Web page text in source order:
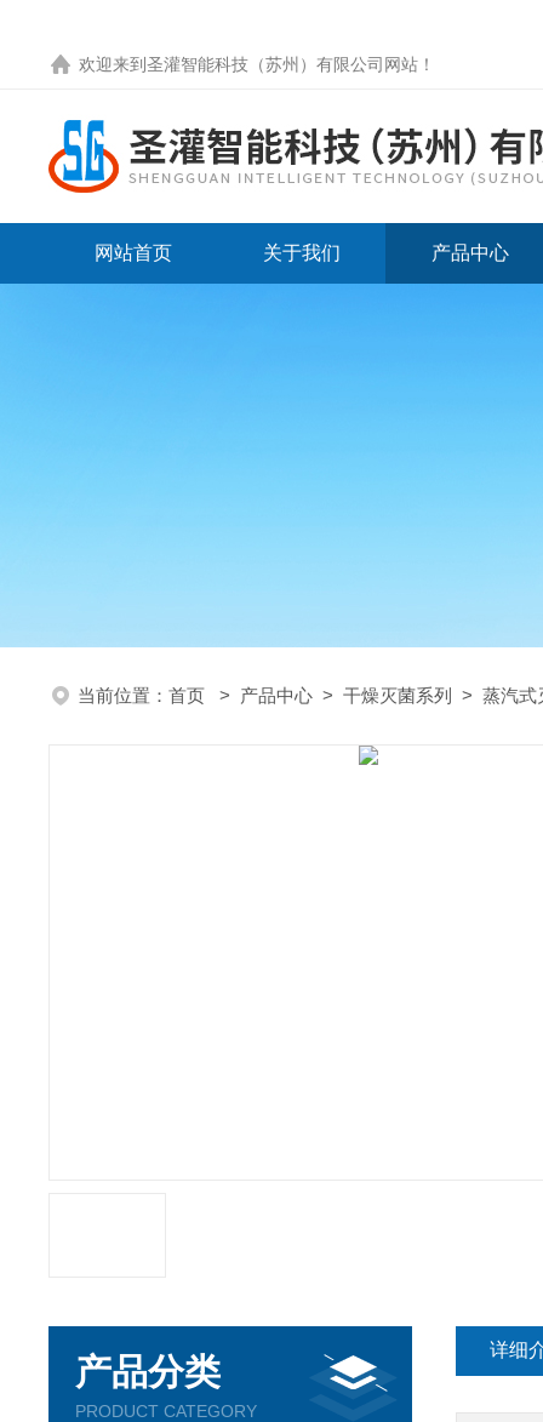
欢迎来到圣灌智能科技（苏州）有限公司网站！
网站首页 关于我们 产品中心
当前位置： 首页 > 产品中心 > 干燥灭菌系列 > 蒸汽式
详细
产品分类
PRODUCT CATEGORY